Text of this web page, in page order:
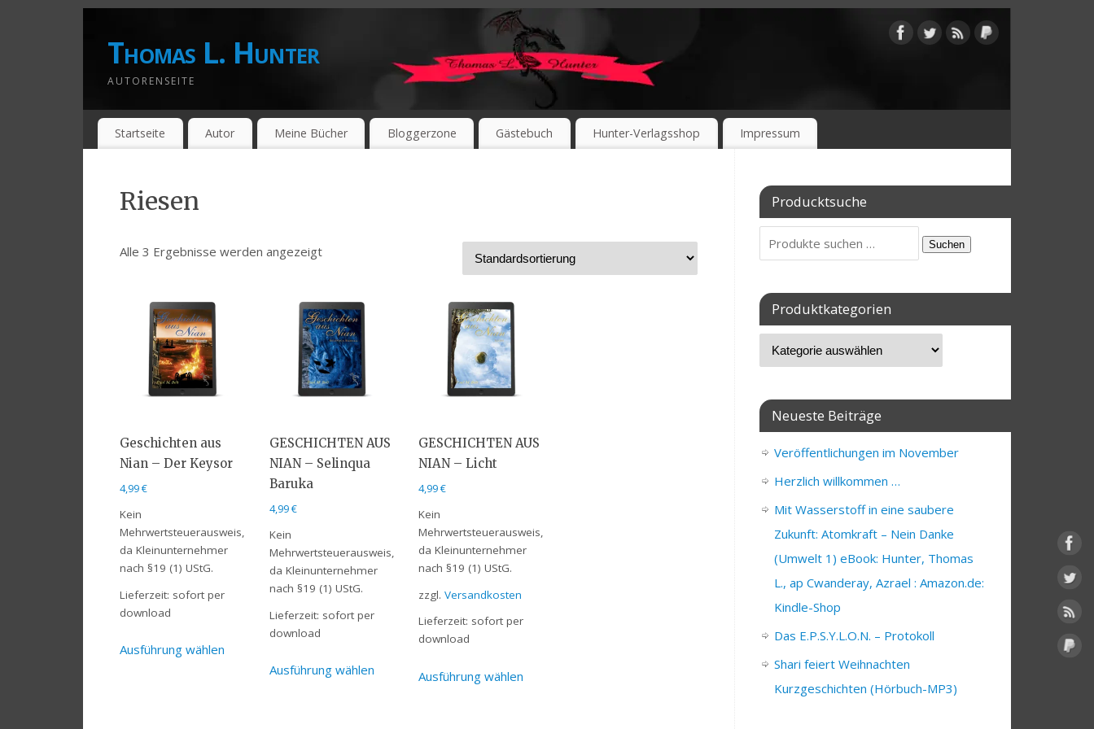
Thomas L. Hunter
AUTORENSEITE
Startseite Autor Meine Bücher Bloggerzone Gästebuch Hunter-Verlagsshop Impressum
Riesen
Alle 3 Ergebnisse werden angezeigt
Geschichten aus
Nian – Der Keysor
4,99€
Kein
Mehrwertsteuerausweis,
da Kleinunternehmer
nach §19 (1) UStG.
Lieferzeit: sofort per
download
Ausführung wählen
GESCHICHTEN AUS
NIAN – Selinqua
Baruka
4,99€
Kein
Mehrwertsteuerausweis,
da Kleinunternehmer
nach §19 (1) UStG.
Lieferzeit: sofort per
download
Ausführung wählen
GESCHICHTEN AUS
NIAN – Licht
4,99€
Kein
Mehrwertsteuerausweis,
da Kleinunternehmer
nach §19 (1) UStG.
zzgl.Versandkosten
Lieferzeit: sofort per
download
Ausführung wählen
Producktsuche
Suchen
Produktkategorien
Neueste Beiträge
Veröffentlichungen im November
Herzlich willkommen …
Mit Wasserstoff in eine saubere
Zukunft: Atomkraft – Nein Danke
(Umwelt 1) eBook: Hunter, Thomas
L., ap Cwanderay, Azrael : Amazon.de:
Kindle-Shop
Das E.P.S.Y.L.O.N. – Protokoll
Shari feiert Weihnachten
Kurzgeschichten (Hörbuch-MP3)